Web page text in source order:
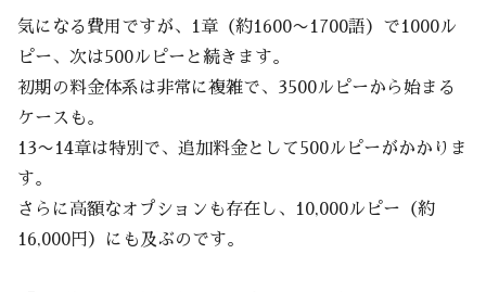
気になる費用ですが、1章（約1600〜1700語）で1000ル
ピー、次は500ルピーと続きます。
初期の料金体系は非常に複雑で、3500ルピーから始まる
ケースも。
13〜14章は特別で、追加料金として500ルピーがかかりま
す。
さらに高額なオプションも存在し、10,000ルピー（約
16,000円）にも及ぶのです。